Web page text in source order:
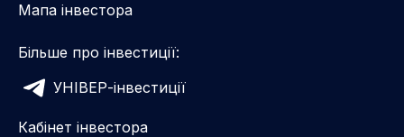
Мапа інвестора
Більше про інвестиції:
УНІВЕР-інвестиції
Кабінет інвестора